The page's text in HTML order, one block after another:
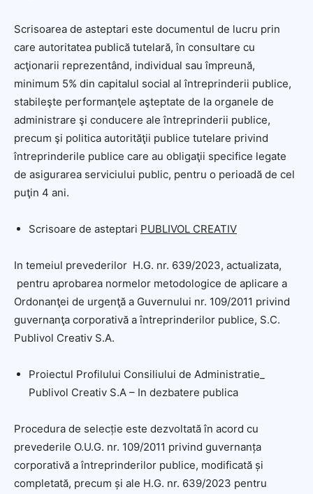
Scrisoarea de asteptari este documentul de lucru prin
care autoritatea publică tutelară, în consultare cu
acţionarii reprezentând, individual sau împreună,
minimum 5% din capitalul social al întreprinderii publice,
stabileşte performanţele aşteptate de la organele de
administrare şi conducere ale întreprinderii publice,
precum şi politica autorităţii publice tutelare privind
întreprinderile publice care au obligaţii specifice legate
de asigurarea serviciului public, pentru o perioadă de cel
puţin 4 ani.
Scrisoare de asteptari PUBLIVOL CREATIV
In temeiul prevederilor H.G. nr. 639/2023, actualizata,
pentru aprobarea normelor metodologice de aplicare a
Ordonanţei de urgenţă a Guvernului nr. 109/2011 privind
guvernanţa corporativă a întreprinderilor publice, S.C.
Publivol Creativ S.A.
Proiectul Profilului Consiliului de Administratie_
Publivol Creativ S.A – In dezbatere publica
Procedura de selecție este dezvoltată în acord cu
prevederile O.U.G. nr. 109/2011 privind guvernanța
corporativă a întreprinderilor publice, modificată și
completată, precum și ale H.G. nr. 639/2023 pentru